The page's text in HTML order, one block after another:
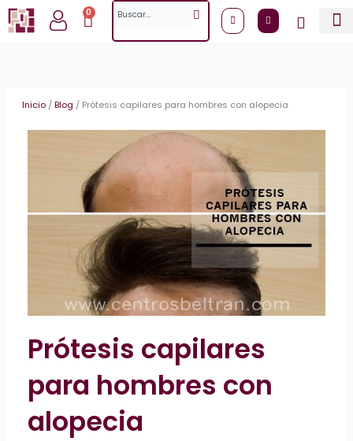
al
0
CartSearch
Inicio/Blog / Prótesis capilares para hombres con alopecia
Prótesis capilares
para hombres con
alopecia